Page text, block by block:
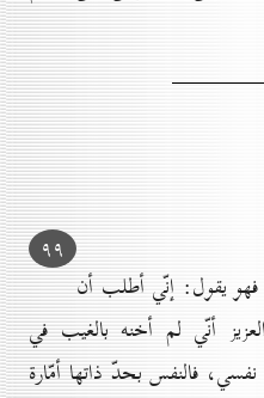
۹۹
يقول: إنّي أطلب أن
أنّي لم أخنه بالغيب في
فالنفس بحدّ ذاتها أمّارة